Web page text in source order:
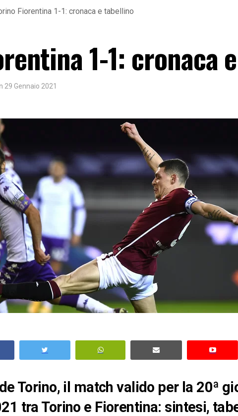
Fiorentina 1-1: cronaca e tabellino
1-1: cronaca
29 Gennaio 2021
Torino, il match valido per la 20ª
tra Torino e Fiorentina: sintesi,